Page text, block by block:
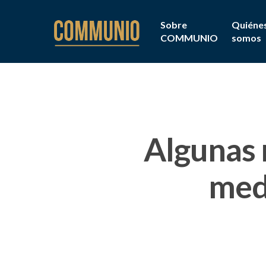
Sobre
COMMUNIO
somos
Algunas